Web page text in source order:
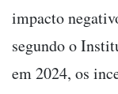
impacto
segundo o
em 2024, os